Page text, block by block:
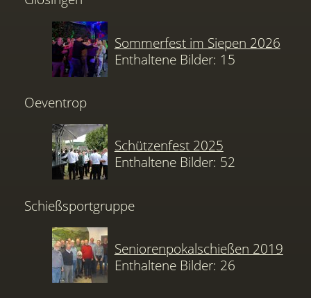
Sommerfest im Siepen 2026
Enthaltene Bilder: 15
Oeventrop
Schützenfest 2025
Enthaltene Bilder: 52
Schießsportgruppe
Seniorenpokalschießen 2019
Enthaltene Bilder: 26